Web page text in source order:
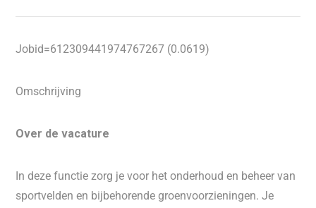
Jobid=612309441974767267 (0.0619)
Omschrijving
Over de vacature
In deze functie zorg je voor het onderhoud en beheer van
sportvelden en bijbehorende groenvoorzieningen. Je